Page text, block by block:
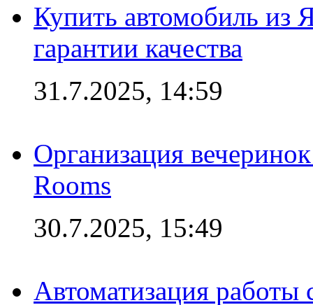
Купить автомобиль из
гарантии качества
31.7.2025, 14:59
Организация
Rooms
30.7.2025, 15:49
Автоматизация работы